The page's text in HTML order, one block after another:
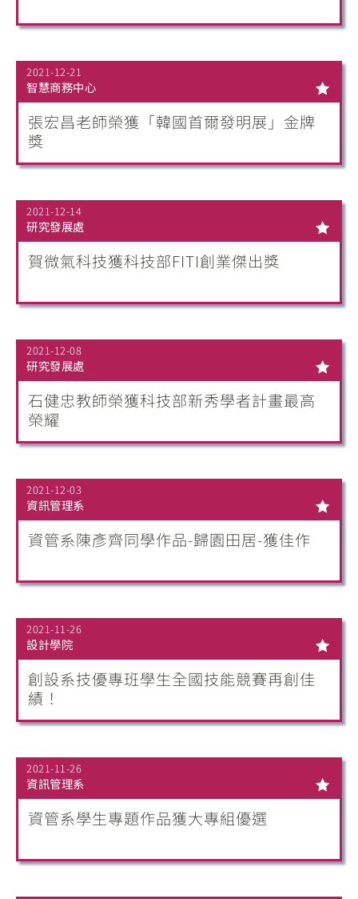
2021-12-21
智慧商務中心
張宏昌老師榮獲「韓國首爾發明展」金牌
獎
2021-12-14
研究發展處
賀微氣科技獲科技部FITI創業傑出獎
2021-12-08
研究發展處
石健忠教師榮獲科技部新秀學者計畫最高
榮耀
2021-12-03
資訊管理系
資管系陳彥齊同學作品-歸園田居-獲佳作
2021-11-26
設計學院
創設系技優專班學生全國技能競賽再創佳
績！
2021-11-26
資訊管理系
資管系學生專題作品獲大專組優選